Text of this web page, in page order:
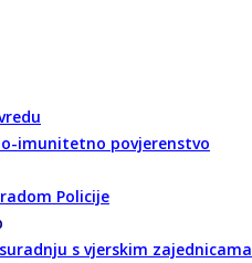
imunitetno povjerenstvo
Policije
s vjerskim zajednicama